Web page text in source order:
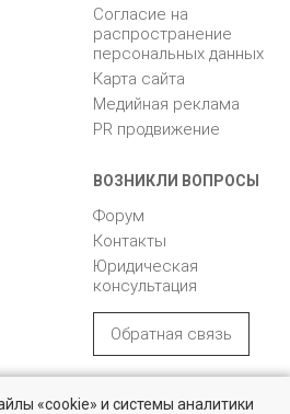
Согласие на
распространение
персональных данных
Карта сайта
Медийная реклама
PR продвижение
ВОЗНИКЛИ ВОПРОСЫ
Форум
Контакты
Юридическая
консультация
Обратная связь
«БН»
«cookie» и системы аналитики